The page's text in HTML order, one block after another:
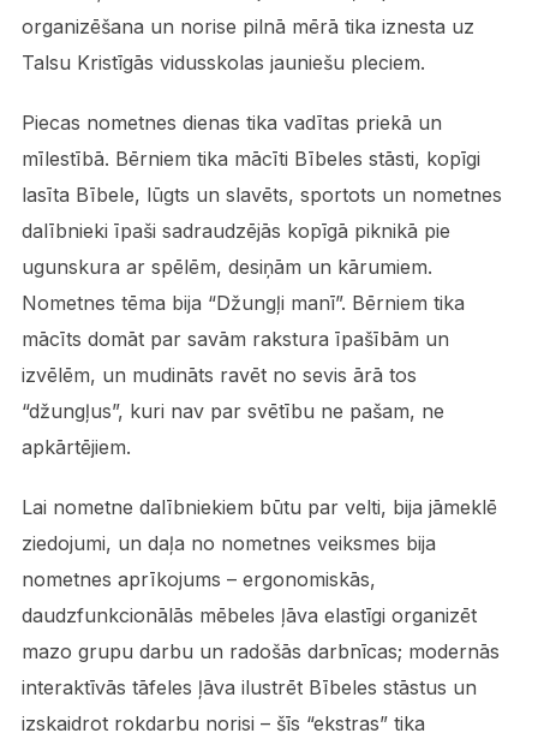
organizēšana un norise pilnā mērā tika iznesta uz
Talsu Kristīgās vidusskolas jauniešu pleciem.
Piecas nometnes dienas tika vadītas priekā un
mīlestībā. Bērniem tika mācīti Bībeles stāsti, kopīgi
lasīta Bībele, lūgts un slavēts, sportots un nometnes
dalībnieki īpaši sadraudzējās kopīgā piknikā pie
ugunskura ar spēlēm, desiņām un kārumiem.
Nometnes tēma bija “Džungļi manī”. Bērniem tika
mācīts domāt par savām rakstura īpašībām un
izvēlēm, un mudināts ravēt no sevis ārā tos
“džungļus”, kuri nav par svētību ne pašam, ne
apkārtējiem.
Lai nometne dalībniekiem būtu par velti, bija jāmeklē
ziedojumi, un daļa no nometnes veiksmes bija
nometnes aprīkojums – ergonomiskās,
daudzfunkcionālās mēbeles ļāva elastīgi organizēt
mazo grupu darbu un radošās darbnīcas; modernās
interaktīvās tāfeles ļāva ilustrēt Bībeles stāstus un
izskaidrot rokdarbu norisi – šīs “ekstras” tika